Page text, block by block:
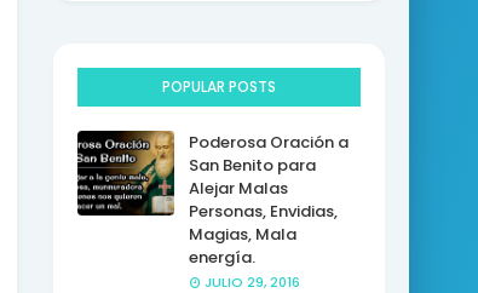
POPULAR POSTS
Poderosa Oración a
San Benito para
Alejar Malas
Personas, Envidias,
Magias, Mala
energía.
JULIO 29, 2016